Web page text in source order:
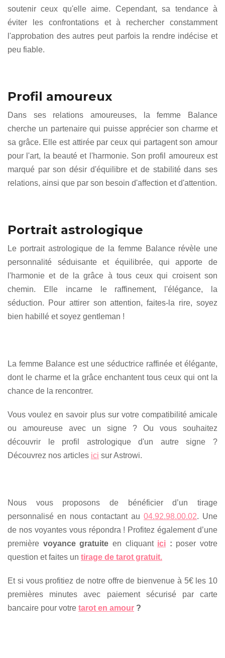
soutenir ceux qu'elle aime. Cependant, sa tendance à
éviter les confrontations et à rechercher constamment
l'approbation des autres peut parfois la rendre indécise et
peu fiable.
Profil amoureux
Dans ses relations amoureuses, la femme Balance
cherche un partenaire qui puisse apprécier son charme et
sa grâce. Elle est attirée par ceux qui partagent son amour
pour l'art, la beauté et l'harmonie. Son profil amoureux est
marqué par son désir d'équilibre et de stabilité dans ses
relations, ainsi que par son besoin d'affection et d'attention.
Portrait astrologique
Le portrait astrologique de la femme Balance révèle une
personnalité séduisante et équilibrée, qui apporte de
l'harmonie et de la grâce à tous ceux qui croisent son
chemin. Elle incarne le raffinement, l'élégance, la
séduction. Pour attirer son attention, faites-la rire, soyez
bien habillé et soyez gentleman !
La femme Balance est une séductrice raffinée et élégante,
dont le charme et la grâce enchantent tous ceux qui ont la
chance de la rencontrer.
Vous voulez en savoir plus sur votre compatibilité amicale
ou amoureuse avec un signe ? Ou vous souhaitez
découvrir le profil astrologique d'un autre signe ?
Découvrez nos articles ici sur Astrowi.
Nous vous proposons de bénéficier d’un tirage
personnalisé en nous contactant au 04.92.98.00.02. Une
de nos voyantes vous répondra ! Profitez également d’une
première voyance gratuite en cliquant ici : poser votre
question et faites un tirage de tarot gratuit.
Et si vous profitiez de notre offre de bienvenue à 5€ les 10
premières minutes avec paiement sécurisé par carte
bancaire pour votre tarot en amour ?